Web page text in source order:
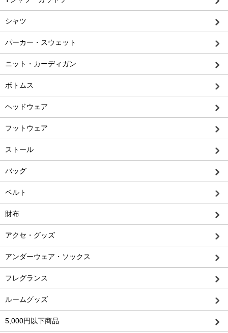
シャツ
パーカー・スウェット
ニット・カーディガン
ボトムス
ヘッドウェア
フットウェア
ストール
バッグ
ベルト
財布
アクセ・グッズ
アンダーウェア・ソックス
フレグランス
ルームグッズ
5,000円以下商品